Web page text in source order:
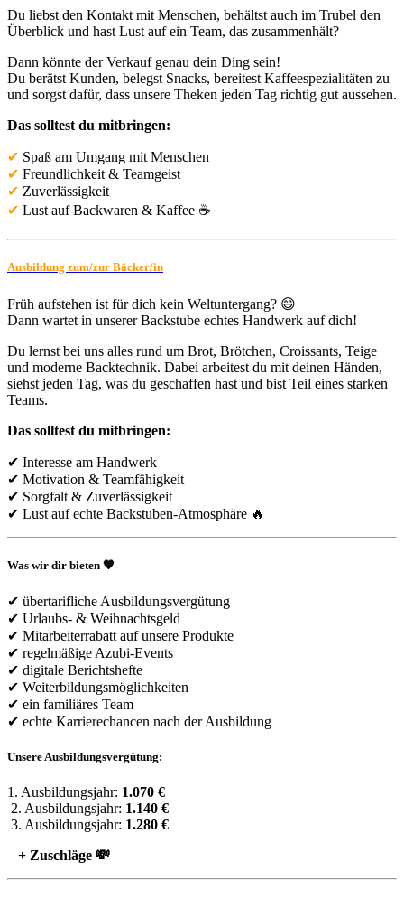
Du liebst den Kontakt mit Menschen, behältst auch im Trubel den
Überblick und hast Lust auf ein Team, das zusammenhält?
Dann könnte der Verkauf genau dein Ding sein!
Du berätst Kunden, belegst Snacks, bereitest Kaffeespezialitäten zu
und sorgst dafür, dass unsere Theken jeden Tag richtig gut aussehen.
Das solltest du mitbringen:
✔ Spaß am Umgang mit Menschen
✔ Freundlichkeit & Teamgeist
✔ Zuverlässigkeit
✔ Lust auf Backwaren & Kaffee ☕
Ausbildung zum/zur Bäcker/in
Früh aufstehen ist für dich kein Weltuntergang? 😄
Dann wartet in unserer Backstube echtes Handwerk auf dich!
Du lernst bei uns alles rund um Brot, Brötchen, Croissants, Teige
und moderne Backtechnik. Dabei arbeitest du mit deinen Händen,
siehst jeden Tag, was du geschaffen hast und bist Teil eines starken
Teams.
Das solltest du mitbringen:
✔ Interesse am Handwerk
✔ Motivation & Teamfähigkeit
✔ Sorgfalt & Zuverlässigkeit
✔ Lust auf echte Backstuben-Atmosphäre 🔥
Was wir dir bieten 🧡
✔ übertarifliche Ausbildungsvergütung
✔ Urlaubs- & Weihnachtsgeld
✔ Mitarbeiterrabatt auf unsere Produkte
✔ regelmäßige Azubi-Events
✔ digitale Berichtshefte
✔ Weiterbildungsmöglichkeiten
✔ ein familiäres Team
✔ echte Karrierechancen nach der Ausbildung
Unsere Ausbildungsvergütung:
1. Ausbildungsjahr: 1.070 €
2. Ausbildungsjahr: 1.140 €
3. Ausbildungsjahr: 1.280 €
+ Zuschläge 💸